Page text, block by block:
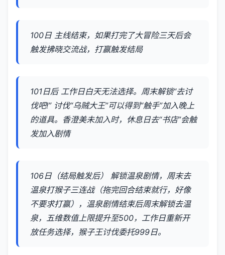
100日 主线结束，如果打完了大冒险三天后会
触发拂晓交流战，打赢触发结局
101日后 工作日白天无法选择。周末解锁“去讨
伐吧!” 讨伐“乌贼大王”可以得到“触手”加入晚上
的道具。香澄美未加入时，休息日去“书店”会触
发加入剧情
106日（结局触发后） 解锁温泉剧情，周末去
温泉打猴子三连战（拖完回合结束就行，好像
不要求打赢），温泉剧情结束后周末解锁去温
泉，五维数值上限提升至500，工作日重新开
放任务选择，猴子王讨伐委托999日。